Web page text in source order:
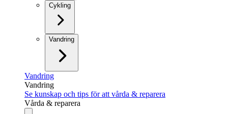
Cykling
Vandring
Vandring
Vandring
Se kunskap och tips för att vårda & reparera
Vårda & reparera